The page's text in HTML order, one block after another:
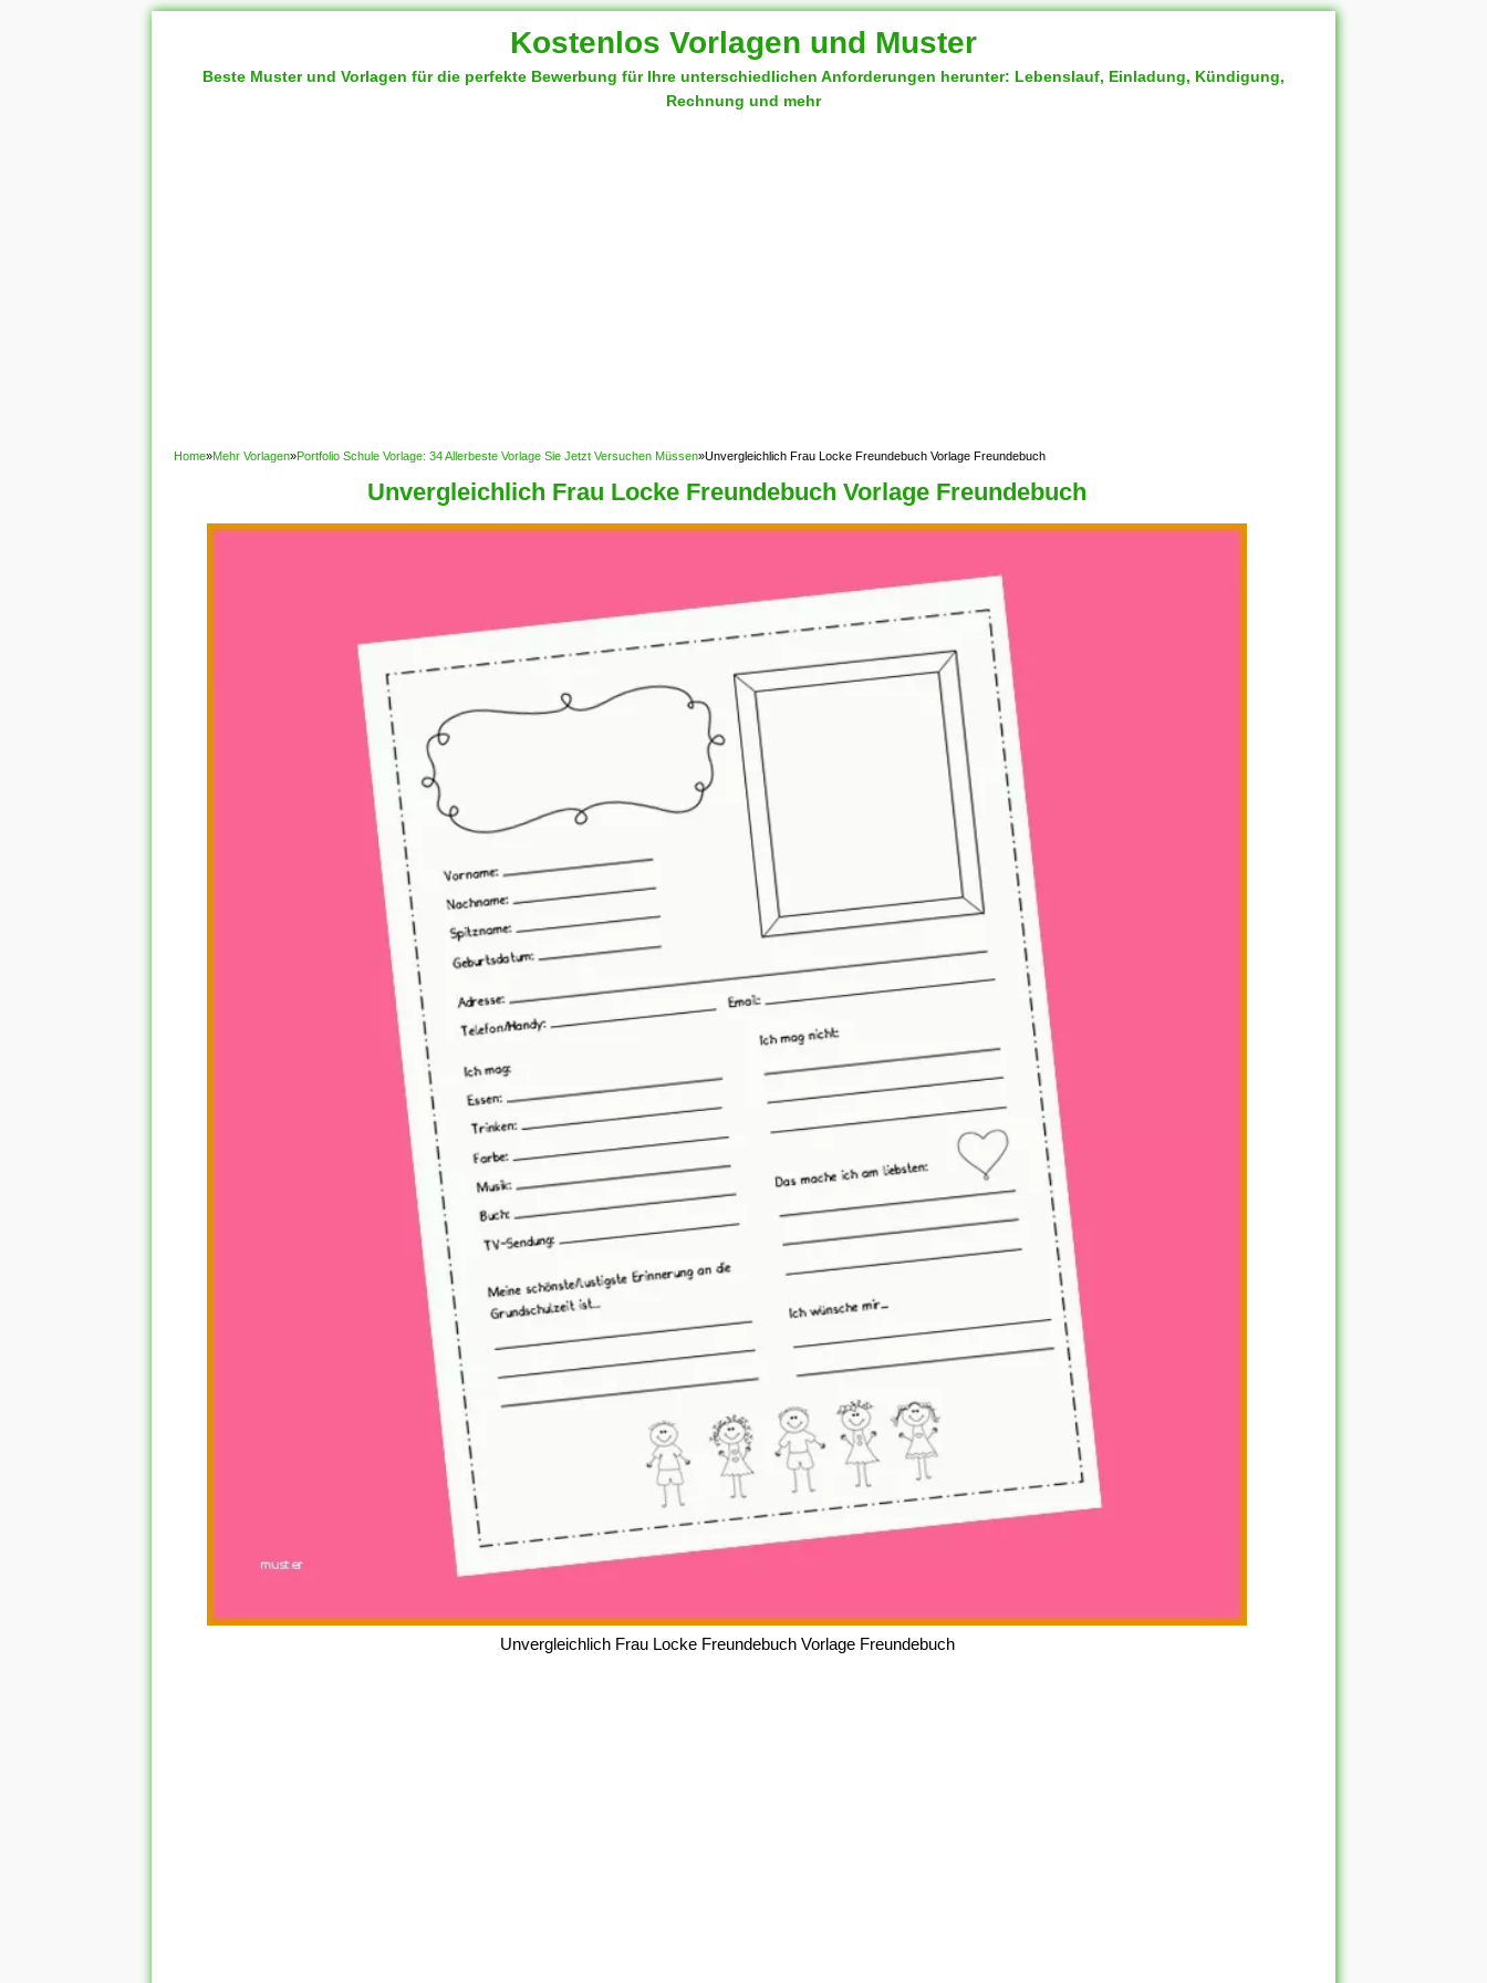
Kostenlos Vorlagen und Muster
Beste Muster und Vorlagen für die perfekte Bewerbung für Ihre unterschiedlichen Anforderungen herunter: Lebenslauf, Einladung, Kündigung,
Rechnung und mehr
Home»Mehr Vorlagen»Portfolio Schule Vorlage: 34 Allerbeste Vorlage Sie Jetzt Versuchen Müssen»Unvergleichlich Frau Locke Freundebuch Vorlage Freundebuch
Unvergleichlich Frau Locke Freundebuch Vorlage Freundebuch
Unvergleichlich Frau Locke Freundebuch Vorlage Freundebuch